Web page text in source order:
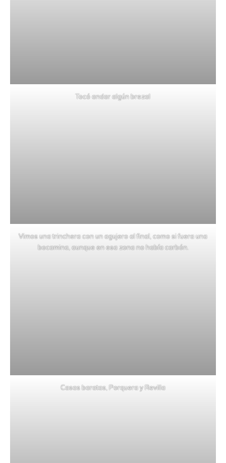
Tocó andar algún brezal
Vimos una trinchera con un agujero al final, como si fuera una
bocamina, aunque en esa zona no había carbón.
Casas baratas, Porquera y Revilla